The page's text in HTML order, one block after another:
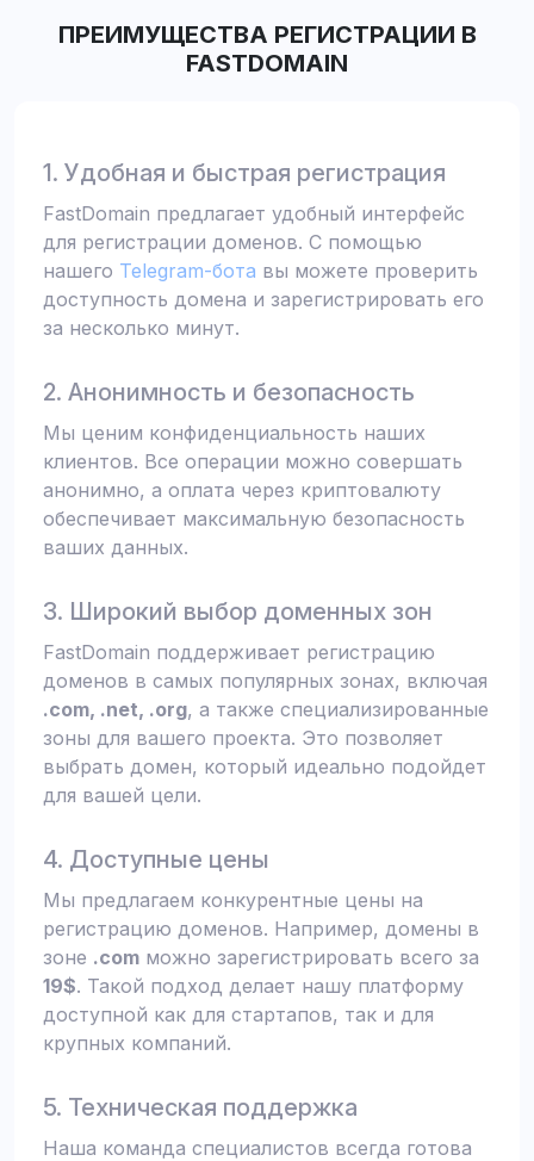
ПРЕИМУЩЕСТВА РЕГИСТРАЦИИ В
FASTDOMAIN
1. Удобная и быстрая регистрация
FastDomain предлагает удобный интерфейс
для регистрации доменов. С помощью
нашего Telegram-бота вы можете проверить
доступность домена и зарегистрировать его
за несколько минут.
2. Анонимность и безопасность
Мы ценим конфиденциальность наших
клиентов. Все операции можно совершать
анонимно, а оплата через криптовалюту
обеспечивает максимальную безопасность
ваших данных.
3. Широкий выбор доменных зон
FastDomain поддерживает регистрацию
доменов в самых популярных зонах, включая
.com, .net, .org, а также специализированные
зоны для вашего проекта. Это позволяет
выбрать домен, который идеально подойдет
для вашей цели.
4. Доступные цены
Мы предлагаем конкурентные цены на
регистрацию доменов. Например, домены в
зоне .com можно зарегистрировать всего за
19$. Такой подход делает нашу платформу
доступной как для стартапов, так и для
крупных компаний.
5. Техническая поддержка
Наша команда специалистов всегда готова